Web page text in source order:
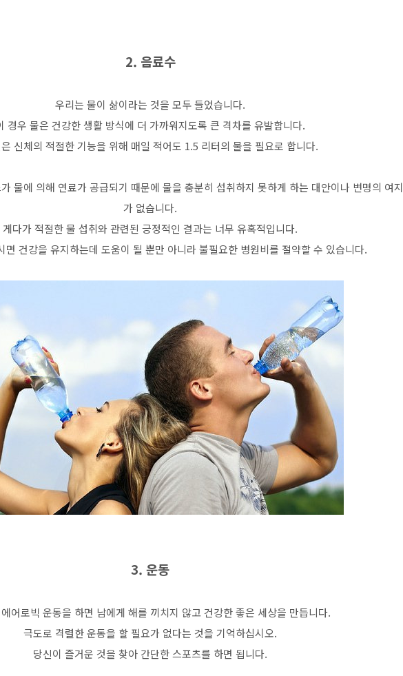
2. 음료수
우리는 물이 삶이라는 것을 모두 들었습니다.
경우 물은 건강한 생활 방식에 더 가까워지도록 큰 격차를 유발합니다.
신체의 적절한 기능을 위해 매일 적어도 1.5 리터의 물을 필요로 합니다.
물에 의해 연료가 공급되기 때문에 물을 충분히 섭취하지 못하게 하는 대안이나 변명의 여지
가 없습니다.
게다가 적절한 물 섭취와 관련된 긍정적인 결과는 너무 유혹적입니다.
면 건강을 유지하는데 도움이 될 뿐만 아니라 불필요한 병원비를 절약할 수 있습니다.
3. 운동
어로빅 운동을 하면 남에게 해를 끼치지 않고 건강한 좋은 세상을 만듭니다.
극도로 격렬한 운동을 할 필요가 없다는 것을 기억하십시오.
당신이 즐거운 것을 찾아 간단한 스포츠를 하면 됩니다.